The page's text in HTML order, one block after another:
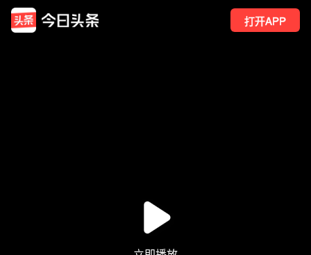
打开APP